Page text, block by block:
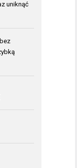
uniknąć